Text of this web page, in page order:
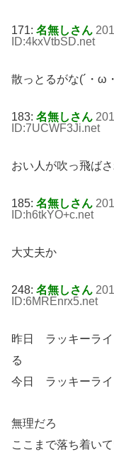
171: 名無しさん
ID:4kxVtbSD.net
散っとるがな(´・ω
183: 名無しさん
ID:7UCWF3Ji.net
おい人が吹っ飛ば
185: 名無しさん
ID:h6tkYO+c.net
大丈夫か
248: 名無しさん
ID:6MREnrx5.net
昨日 ラッキーライ
る
今日 ラッキーライ
無理だろ
ここまで落ち着い